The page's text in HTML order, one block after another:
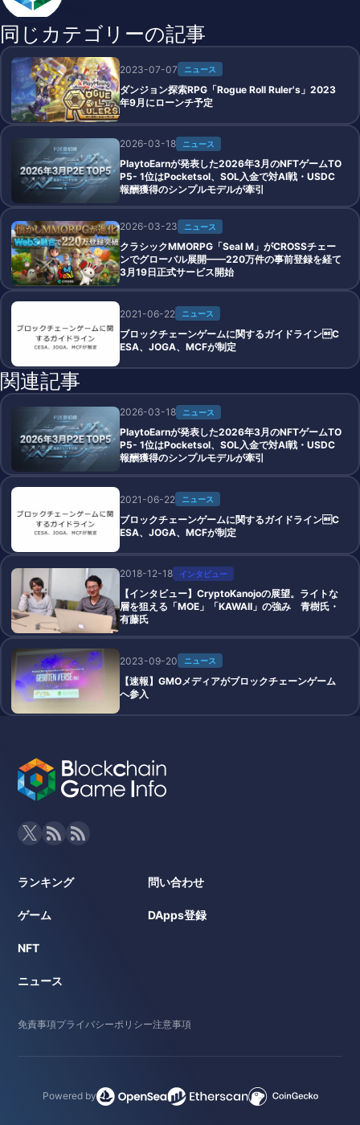
同じカテゴリーの記事
2023-07-07 ニュース
ダンジョン探索RPG「Rogue Roll Ruler's」2023
年9月にローンチ予定
2026-03-18 ニュース
PlaytoEarnが発表した2026年3月のNFTゲームTO
P5- 1位はPocketsol、SOL入金で対AI戦・USDC
報酬獲得のシンプルモデルが牽引
2026-03-23 ニュース
クラシックMMORPG「Seal M」がCROSSチェー
ンでグローバル展開——220万件の事前登録を経て
3月19日正式サービス開始
2021-06-22 ニュース
ブロックチェーンゲームに関するガイドラインC
ESA、JOGA、MCFが制定
関連記事
2026-03-18 ニュース
PlaytoEarnが発表した2026年3月のNFTゲームTO
P5- 1位はPocketsol、SOL入金で対AI戦・USDC
報酬獲得のシンプルモデルが牽引
2021-06-22 ニュース
ブロックチェーンゲームに関するガイドラインC
ESA、JOGA、MCFが制定
2018-12-18 インタビュー
【インタビュー】CryptoKanojoの展望。ライトな
層を狙える「MOE」「KAWAII」の強み 青樹氏・
有藤氏
2023-09-20 ニュース
【速報】GMOメディアがブロックチェーンゲーム
へ参入
ランキング
ゲーム
NFT
ニュース
問い合わせ
DApps登録
免責事項プライバシーポリシー注意事項
Powered by